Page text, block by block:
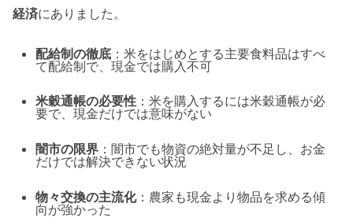
経済にありました。
配給制の徹底 ：米をはじめとする主要食料品はすべ
て配給制で、現金では購入不可
米穀通帳の必要性 ：米を購入するには米穀通帳が必
要で、現金だけでは意味がない
闇市の限界 ：闇市でも物資の絶対量が不足し、お金
だけでは解決できない状況
物々交換の主流化：農家も現金より物品を求める傾
向が強かった